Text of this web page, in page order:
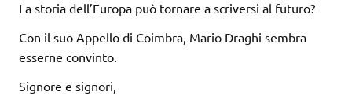
La storia dell’Europa può tornare a scriversi al futuro?
Con il suo Appello di Coimbra, Mario Draghi sembra
esserne convinto.
Signore e signori,